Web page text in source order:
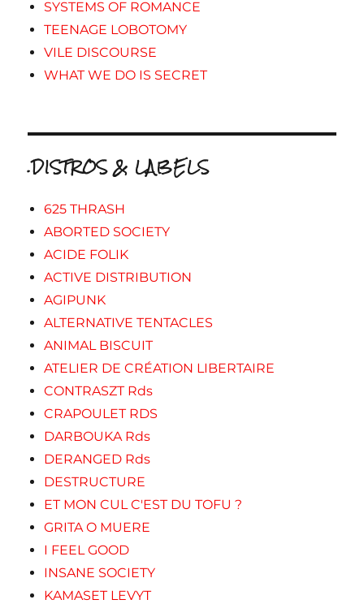
SYSTEMS OF ROMANCE
TEENAGE LOBOTOMY
VILE DISCOURSE
WHAT WE DO IS SECRET
.DISTROS & LABELS
625 THRASH
ABORTED SOCIETY
ACIDE FOLIK
ACTIVE DISTRIBUTION
AGIPUNK
ALTERNATIVE TENTACLES
ANIMAL BISCUIT
ATELIER DE CRÉATION LIBERTAIRE
CONTRASZT Rds
CRAPOULET RDS
DARBOUKA Rds
DERANGED Rds
DESTRUCTURE
ET MON CUL C'EST DU TOFU ?
GRITA O MUERE
I FEEL GOOD
INSANE SOCIETY
KAMASET LEVYT